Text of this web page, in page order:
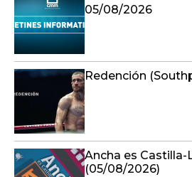
05/08/2026
Redención
Ancha es Castilla-
(05/08/2026)